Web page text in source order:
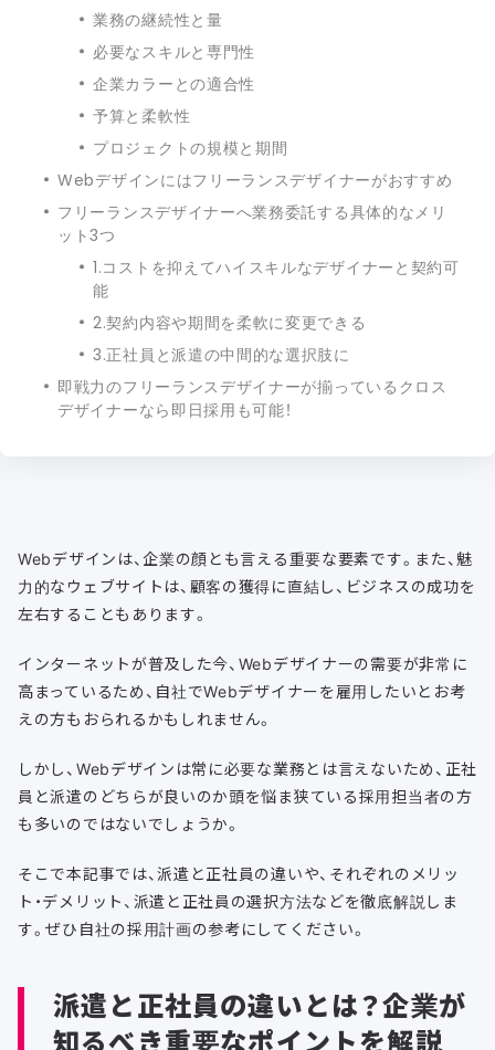
業務の継続性と量
必要なスキルと専門性
企業カラーとの適合性
予算と柔軟性
プロジェクトの規模と期間
Webデザインにはフリーランスデザイナーがおすすめ
フリーランスデザイナーへ業務委託する具体的なメリ
ット3つ
1.コストを抑えてハイスキルなデザイナーと契約可
能
2.契約内容や期間を柔軟に変更できる
3.正社員と派遣の中間的な選択肢に
即戦力のフリーランスデザイナーが揃っているクロス
デザイナーなら即日採用も可能！
Webデザインは、企業の顔とも言える重要な要素です。また、魅
力的なウェブサイトは、顧客の獲得に直結し、ビジネスの成功を
左右することもあります。
インターネットが普及した今、Webデザイナーの需要が非常に
高まっているため、自社でWebデザイナーを雇用したいとお考
えの方もおられるかもしれません。
しかし、Webデザインは常に必要な業務とは言えないため、正社
員と派遣のどちらが良いのか頭を悩ま狭ている採用担当者の方
も多いのではないでしょうか。
そこで本記事では、派遣と正社員の違いや、それぞれのメリッ
ト・デメリット、派遣と正社員の選択方法などを徹底解説しま
す。ぜひ自社の採用計画の参考にしてください。
派遣と正社員の違いとは？企業が
知るべき重要なポイントを解説